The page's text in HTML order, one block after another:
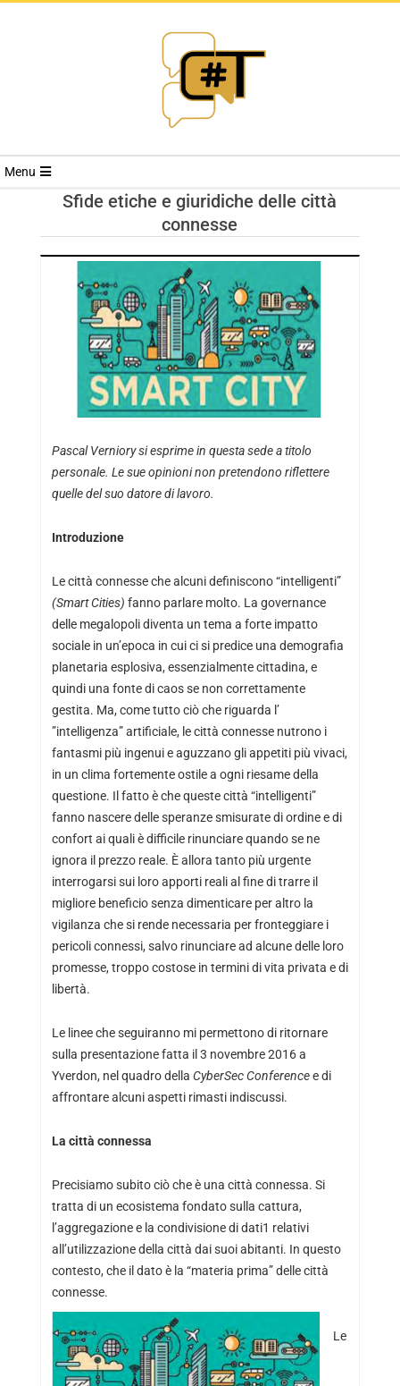
RIVISTA
TRENDS
Menu
Sfide etiche e giuridiche delle città
connesse
Pascal Verniory si esprime in questa sede a titolo
personale. Le sue opinioni non pretendono riflettere
quelle del suo datore di lavoro.
Introduzione
Le città connesse che alcuni definiscono “intelligenti”
(Smart Cities) fanno parlare molto. La governance
delle megalopoli diventa un tema a forte impatto
sociale in un’epoca in cui ci si predice una demografia
planetaria esplosiva, essenzialmente cittadina, e
quindi una fonte di caos se non correttamente
gestita. Ma, come tutto ciò che riguarda l’
”intelligenza” artificiale, le città connesse nutrono i
fantasmi più ingenui e aguzzano gli appetiti più vivaci,
in un clima fortemente ostile a ogni riesame della
questione. Il fatto è che queste città “intelligenti”
fanno nascere delle speranze smisurate di ordine e di
confort ai quali è difficile rinunciare quando se ne
ignora il prezzo reale. È allora tanto più urgente
interrogarsi sui loro apporti reali al fine di trarre il
migliore beneficio senza dimenticare per altro la
vigilanza che si rende necessaria per fronteggiare i
pericoli connessi, salvo rinunciare ad alcune delle loro
promesse, troppo costose in termini di vita privata e di
libertà.
Le linee che seguiranno mi permettono di ritornare
sulla presentazione fatta il 3 novembre 2016 a
Yverdon, nel quadro della CyberSec Conferencee di
affrontare alcuni aspetti rimasti indiscussi.
La città connessa
Precisiamo subito ciò che è una città connessa. Si
tratta di un ecosistema fondato sulla cattura,
l’aggregazione e la condivisione di dati1 relativi
all’utilizzazione della città dai suoi abitanti. In questo
contesto, che il dato è la “materia prima” delle città
connesse.
Le